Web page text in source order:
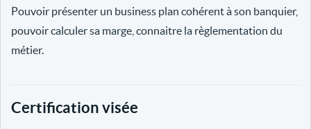
Pouvoir présenter un business plan cohérent à son banquier,
pouvoir calculer sa marge, connaitre la règlementation du
métier.
Certification visée